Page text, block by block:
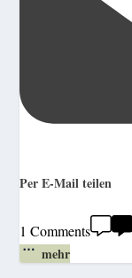
Per E-Mail teilen
1 Comments
mehr